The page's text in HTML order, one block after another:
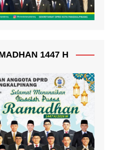
1447 H